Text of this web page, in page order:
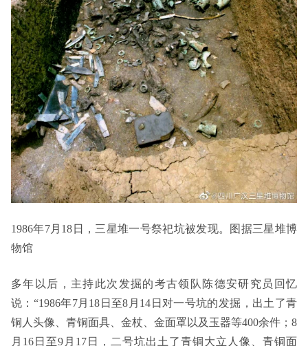
1986年7月18日，三星堆一号祭祀坑被发现。图据三星堆博
物馆
多年以后，主持此次发掘的考古领队陈德安研究员回忆
说：“1986年7月18日至8月14日对一号坑的发掘，出土了青
铜人头像、青铜面具、金杖、金面罩以及玉器等400余件；8
月16日至9月17日，二号坑出土了青铜大立人像、青铜面